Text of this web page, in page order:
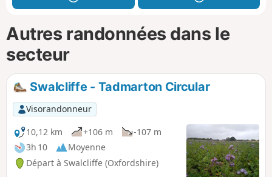
Autres randonnées dans le
secteur
Swalcliffe - Tadmarton Circular
Visorandonneur
10,12 km
+106 m
-107 m
3h 10
Moyenne
Départ à Swalcliffe (Oxfordshire)